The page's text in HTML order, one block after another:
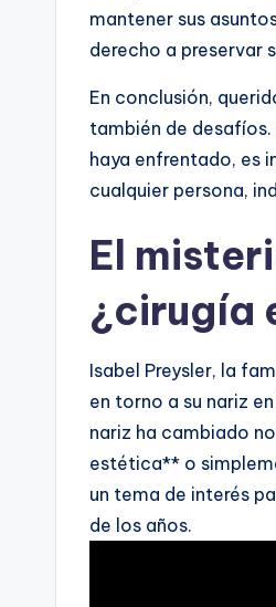
mantener sus
derecho a preservar
En conclusión,
también de
haya enfrentado, es
cualquier persona,
El
¿cirugía
Isabel Preysler, la
en torno a su nariz
nariz ha cambiado
estética** o
un tema de interés
de los años.